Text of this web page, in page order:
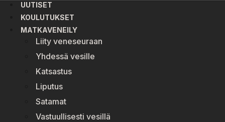
UUTISET
KOULUTUKSET
MATKAVENEILY
Liity veneseuraan
Yhdessä vesille
Katsastus
Liputus
Satamat
Vastuullisesti vesillä